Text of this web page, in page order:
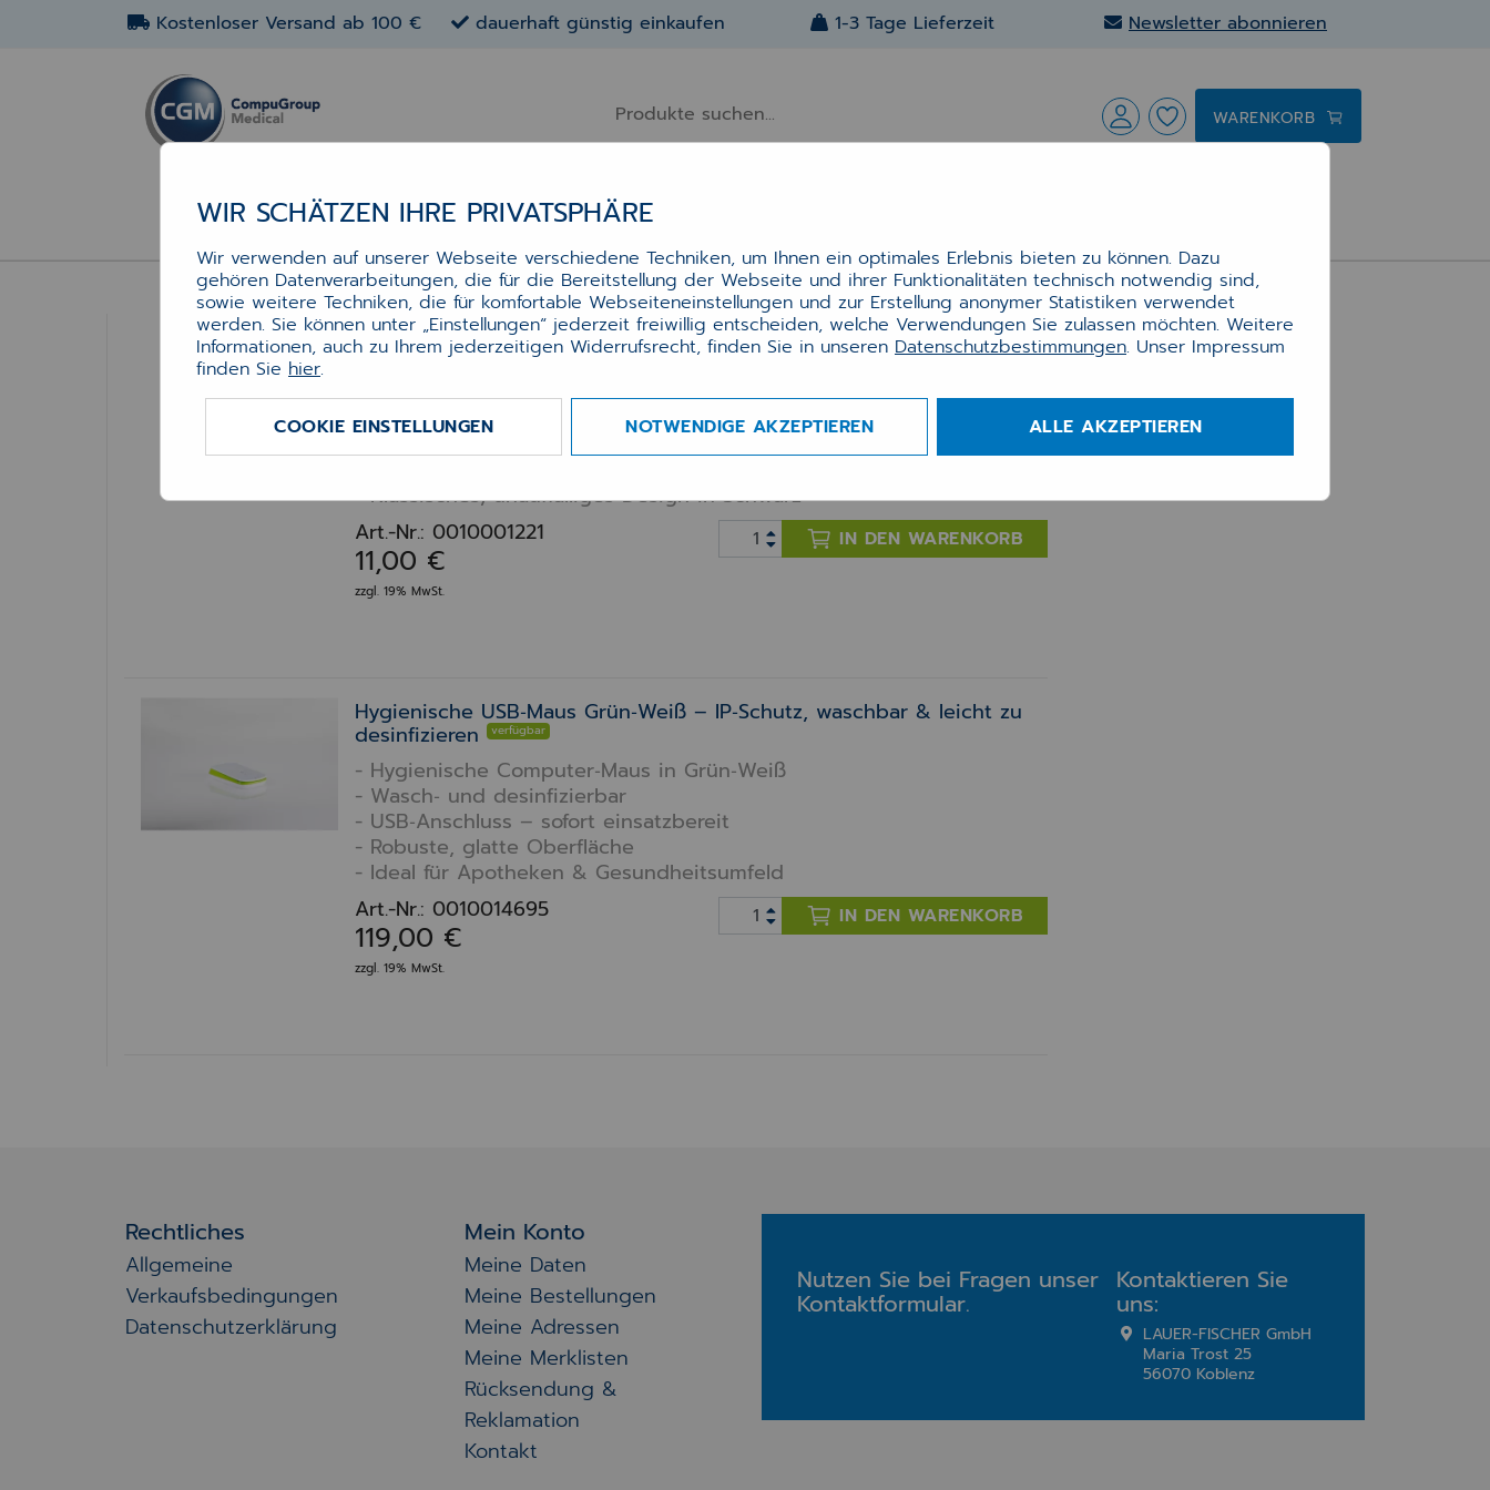
Kostenloser Versand ab 100 € dauerhaft günstig einkaufen 1-3 Tage Lieferzeit Newsletter abonnieren
WARENKORB
Alle Artikel
Maus
Maus Optical Wheel Mouse USB schwarz verfügbar
- Optische USB-Maus mit Scrollrad
- Präzise Steuerung für Kasse & Warenwirtschaft
- Klassisches, unauffälliges Design in Schwarz
Art.-Nr.: 0010001221
11,00 €
zzgl. 19% MwSt.
IN DEN WARENKORB
Hygienische USB‑Maus Grün‑Weiß – IP‑Schutz, waschbar & leicht zu
desinfizieren verfügbar
- Hygienische Computer‑Maus in Grün‑Weiß
- Wasch‑ und desinfizierbar
- USB‑Anschluss – sofort einsatzbereit
- Robuste, glatte Oberfläche
- Ideal für Apotheken & Gesundheitsumfeld
Art.-Nr.: 0010014695
119,00 €
zzgl. 19% MwSt.
IN DEN WARENKORB
Rechtliches
Allgemeine
Verkaufsbedingungen
Datenschutzerklärung
Mein Konto
Meine Daten
Meine Bestellungen
Meine Adressen
Meine Merklisten
Rücksendung &
Reklamation
Kontakt
Nutzen Sie bei Fragen unser
Kontaktformular.
Kontaktieren Sie
uns:
LAUER-FISCHER GmbH
Maria Trost 25
56070 Koblenz
WIR SCHÄTZEN IHRE PRIVATSPHÄRE
Wir verwenden auf unserer Webseite verschiedene Techniken, um Ihnen ein optimales Erlebnis bieten zu können. Dazu
gehören Datenverarbeitungen, die für die Bereitstellung der Webseite und ihrer Funktionalitäten technisch notwendig sind,
sowie weitere Techniken, die für komfortable Webseiteneinstellungen und zur Erstellung anonymer Statistiken verwendet
werden. Sie können unter „Einstellungen“ jederzeit freiwillig entscheiden, welche Verwendungen Sie zulassen möchten. Weitere
Informationen, auch zu Ihrem jederzeitigen Widerrufsrecht, finden Sie in unseren Datenschutzbestimmungen. Unser Impressum
finden Sie hier.
COOKIE EINSTELLUNGEN NOTWENDIGE AKZEPTIEREN ALLE AKZEPTIEREN